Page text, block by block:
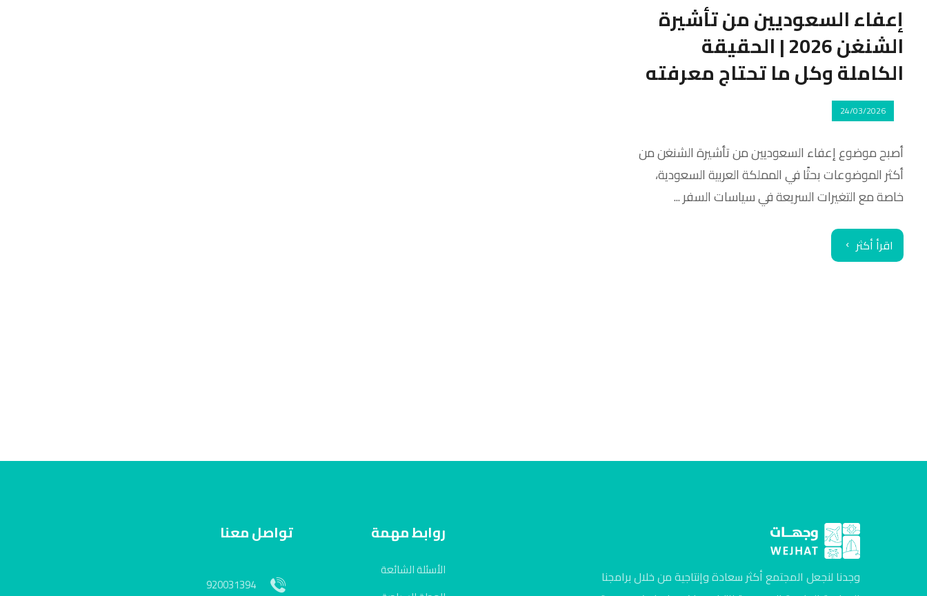
إعفاء السعوديين من تأشيرة
الشنغن 2026 | الحقيقة
الكاملة وكل ما تحتاج معرفته
24/03/2026
أصبح موضوع إعفاء السعوديين من تأشيرة الشنغن من
أكثر الموضوعات بحثًا في المملكة العربية السعودية،
خاصة مع التغيرات السريعة في سياسات السفر ...
اقرأ أكثر
وجدنا لنجعل المجتمع أكثر سعادة وإنتاجية من خلال برامجنا
روابط مهمة
الأسئلة الشائعة
تواصل معنا
920031394